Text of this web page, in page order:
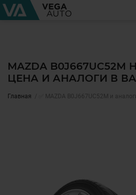
MAZDA B0J667UC52M
ЦЕНА И АНАЛОГИ В
Главная ✅ MAZDA B0J667UC52M и